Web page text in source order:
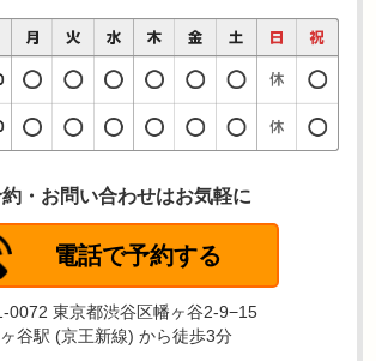
約・お問い合わせはお気軽に
電話で予約する
0072 東京都渋谷区幡ヶ谷2-9−15
谷駅 (京王新線) から徒歩3分